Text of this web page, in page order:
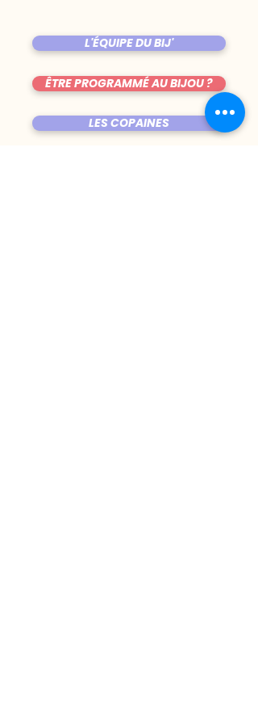
L'ÉQUIPE DU BIJ'
ÊTRE PROGRAMMÉ AU BIJOU ?
LES COPAINES